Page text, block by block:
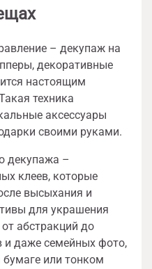
– декупаж на
декоративные
настоящим
техника
аксессуары
своими руками.
декупажа –
клеев, которые
высыхания и
для украшения
абстракций до
и даже семейных фото,
или тонком